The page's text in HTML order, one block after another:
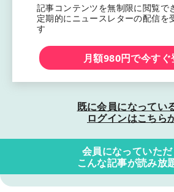
記事コンテンツを無制限に閲覧で
定期的にニュースレターの配信を
す
月額980円で今すぐ
既に会員になってい
ログインはこちら
会員になっていただ
こんな記事が読み放